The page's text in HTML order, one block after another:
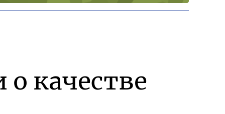
качестве